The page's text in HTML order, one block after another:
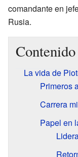
comandante en
Rusia.
Contenido
La vida de
Primeros
Carrera
Papel en